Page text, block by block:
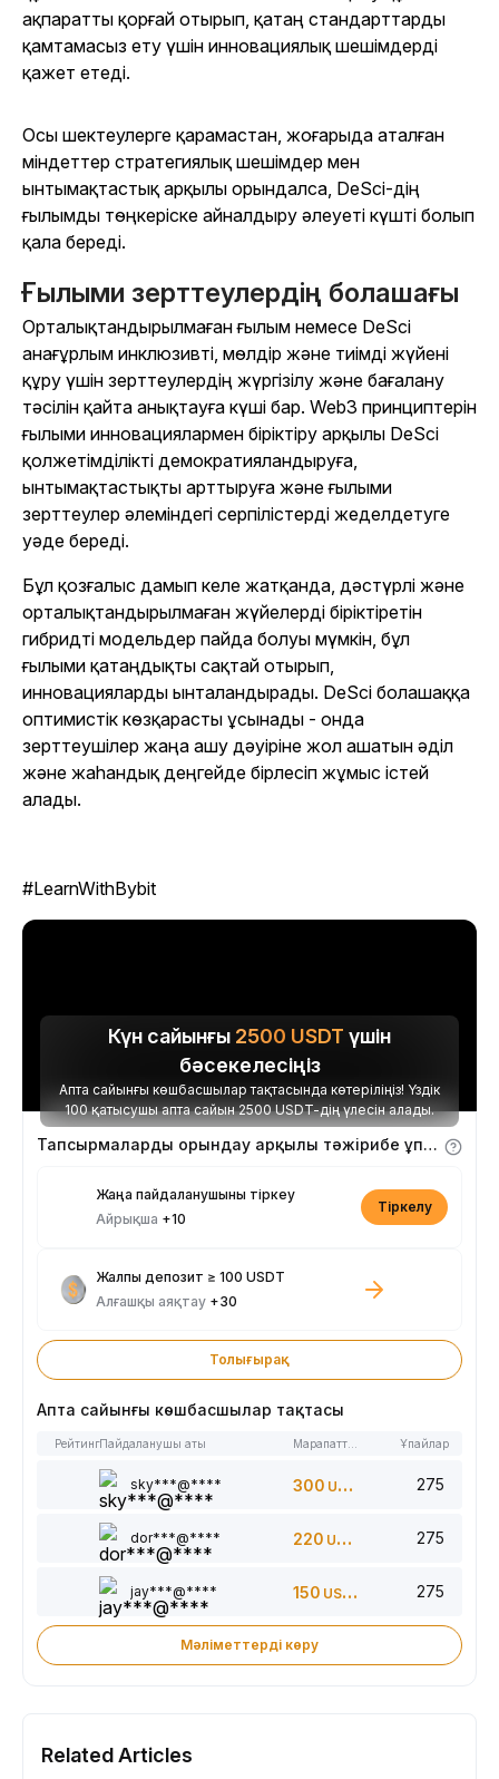
ақпаратты қорғай отырып, қатаң стандарттарды
қамтамасыз ету үшін инновациялық шешімдерді
қажет етеді.
Осы шектеулерге қарамастан, жоғарыда аталған
міндеттер стратегиялық шешімдер мен
ынтымақтастық арқылы орындалса, DeSci-дің
ғылымды төңкеріске айналдыру әлеуеті күшті болып
қала береді.
Ғылыми зерттеулердің болашағы
Орталықтандырылмаған ғылым немесе DeSci
анағұрлым инклюзивті, мөлдір және тиімді жүйені
құру үшін зерттеулердің жүргізілу және бағалану
тәсілін қайта анықтауға күші бар. Web3 принциптерін
ғылыми инновациялармен біріктіру арқылы DeSci
қолжетімділікті демократияландыруға,
ынтымақтастықты арттыруға және ғылыми
зерттеулер әлеміндегі серпілістерді жеделдетуге
уәде береді.
Бұл қозғалыс дамып келе жатқанда, дәстүрлі және
орталықтандырылмаған жүйелерді біріктіретін
гибридті модельдер пайда болуы мүмкін, бұл
ғылыми қатаңдықты сақтай отырып,
инновацияларды ынталандырады. DeSci болашаққа
оптимистік көзқарасты ұсынады - онда
зерттеушілер жаңа ашу дәуіріне жол ашатын әділ
және жаһандық деңгейде бірлесіп жұмыс істей
алады.
#LearnWithBybit
Күн сайынғы 2500 USDT үшін
бәсекелесіңіз
Апта сайынғы көшбасшылар тақтасында көтеріліңіз! Үздік
100 қатысушы апта сайын 2500 USDT-дің үлесін алады.
Тапсырмаларды орындау арқылы тәжірибе ұпайларын алыңыз
Жаңа пайдаланушыны тіркеу
Айрықша +10
Тіркелу
Жалпы депозит ≥ 100 USDT
Алғашқы аяқтау +30
Толығырақ
Апта сайынғы көшбасшылар тақтасы
РейтингПайдаланушы аты Ұпайлар
sky***@**** 300 USDT 275
dor***@**** 220 USDT 275
jay***@**** 150 USDT 275
Мәліметтерді көру
Related Articles